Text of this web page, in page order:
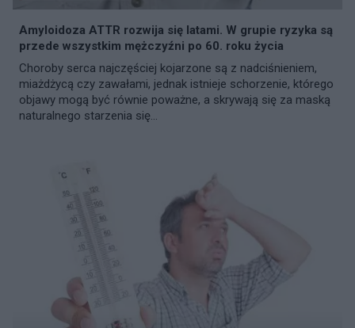
Amyloidoza ATTR rozwija się latami. W grupie ryzyka są
przede wszystkim mężczyźni po 60. roku życia
Choroby serca najczęściej kojarzone są z nadciśnieniem,
miażdżycą czy zawałami, jednak istnieje schorzenie, którego
objawy mogą być równie poważne, a skrywają się za maską
naturalnego starzenia się...